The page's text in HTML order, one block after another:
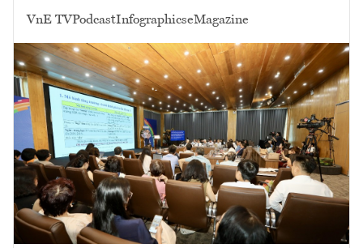
VnE TVPodcastInfographicseMagazine